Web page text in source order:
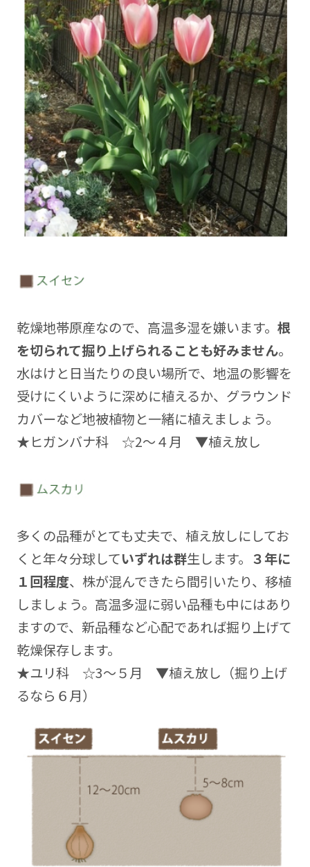
乾燥地帯原産なので、高温多湿を嫌います。 根
を切られて掘り上げられることも好みません。
水はけと日当たりの良い場所で、地温の影響を
受けにくいように深めに植えるか、グラウンド
カバーなど地被植物と一緒に植えましょう。
★ヒガンバナ科 ☆2～４月 ▼植え放し
多くの品種がとても丈夫で、植え放しにしてお
くと年々分球していずれは群生します。 ３年に
１回程度、株が混んできたら間引いたり、移植
しましょう。高温多湿に弱い品種も中にはあり
ますので、新品種など心配であれば掘り上げて
乾燥保存します。
★ユリ科 ☆3～５月 ▼植え放し（掘り上げ
るなら６月）